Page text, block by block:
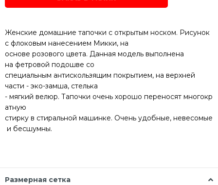
Женские домашние тапочки с открытым носком. Рисунок
с флоковым нанесением Микки, на
основе розового цвета. Данная модель выполнена
на фетровой подошве со
специальным антискользящим покрытием, на верхней
части - эко-замша, стелька
- мягкий велюр. Тапочки очень хорошо переносят многокр
атную
стирку в стиральной машинке. Очень удобные, невесомые
и бесшумны.
Размерная сетка